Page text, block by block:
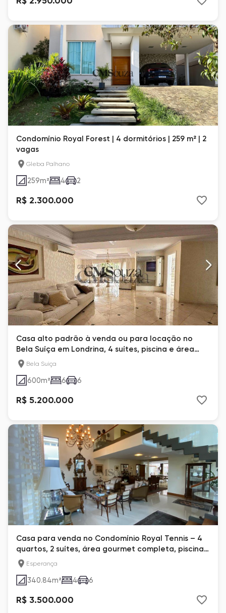
Condomínio Royal Forest | 4 dormitórios | 259 m² | 2
vagas
Gleba Palhano
259m² 4 2
R$ 2.300.000
Casa alto padrão à venda ou para locação no
Bela Suíça em Londrina, 4 suítes, piscina e área
gourmet em localização privilegiada
Bela Suiça
600m² 6 6
R$ 5.200.000
Casa para venda no Condomínio Royal Tennis – 4
quartos, 2 suítes, área gourmet completa, piscina
e 3 vagas – Esperança, Londrina
Esperança
340.84m² 4 6
R$ 3.500.000